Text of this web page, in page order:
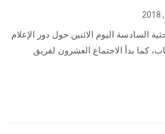
السادسة اليوم الاثنين حول دور الإعلام
كما بدأ الاجتماع العشرون لفريق